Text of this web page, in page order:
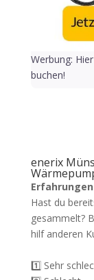
Werbung:
buchen!
enerix
Hast du
gesammelt?
hilf anderen
1️⃣ Sehr